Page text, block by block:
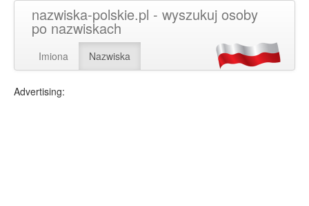
nazwiska-polskie.pl - wyszukuj osoby
po nazwiskach
Imiona Nazwiska
Advertising: